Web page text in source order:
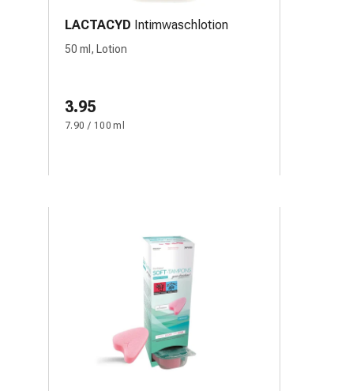
LACTACYD Intimwaschlotion
50 ml, Lotion
3.95
7.90 / 100 ml